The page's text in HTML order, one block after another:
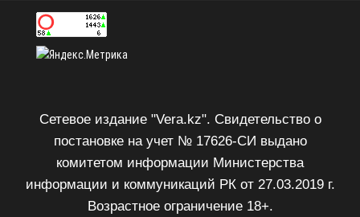
Сетевое издание "Vera.kz". Свидетельство о
постановке на учет № 17626-СИ выдано
комитетом информации Министерства
информации и коммуникаций РК от 27.03.2019 г.
Возрастное ограничение 18+.